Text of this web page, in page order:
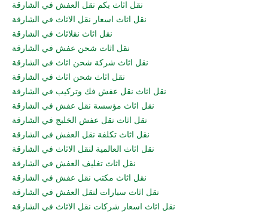
نقل اثاث بكم نقل العفش في الشارقة
نقل اثاث اسعار نقل الاثاث في الشارقة
نقل اثاث نقلاثاث في الشارقة
نقل اثاث شحن عفش في الشارقة
نقل اثاث شركة شحن اثاث في الشارقة
نقل اثاث شحن اثاث في الشارقة
نقل اثاث نقل عفش فك وتركيب في الشارقة
نقل اثاث مؤسسة نقل عفش في الشارقة
نقل اثاث نقل عفش الخليج في الشارقة
نقل اثاث تكلفة نقل العفش في الشارقة
نقل اثاث العالمية لنقل الاثاث في الشارقة
نقل اثاث تغليف العفش في الشارقة
نقل اثاث مكتب نقل عفش في الشارقة
نقل اثاث سيارات لنقل العفش في الشارقة
نقل اثاث اسعار شركات نقل الاثاث في الشارقة